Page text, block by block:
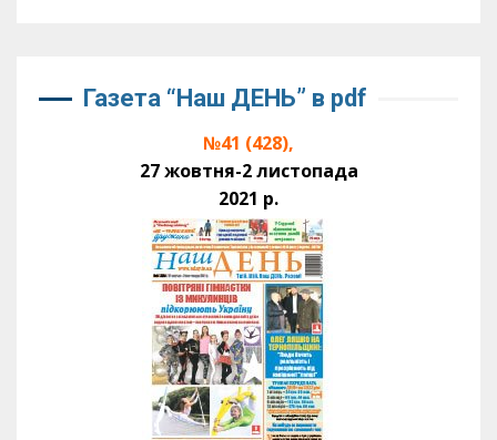
Газета “Наш ДЕНЬ” в pdf
№41 (428),
27 жовтня-2 листопада
2021 р.